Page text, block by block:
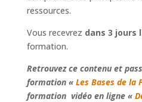
ressources.
Vous recevrez dans 3 jours
formation.
Retrouvez ce contenu et
formation « Les Bases de la
formation vidéo en ligne «